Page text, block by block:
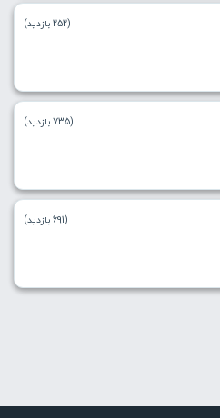
(252 بازدید)
(735 بازدید)
(691 بازدید)